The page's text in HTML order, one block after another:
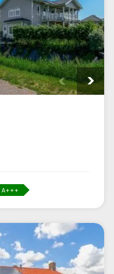
A+++